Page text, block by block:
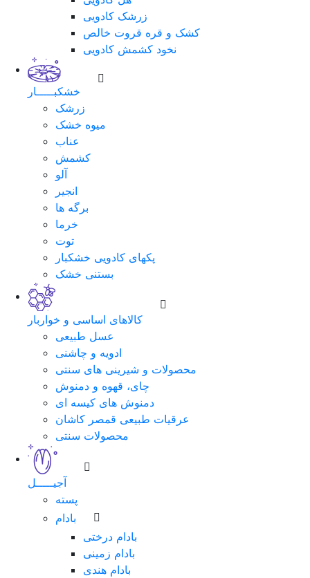
زرشک کادویی
کشک و قره قروت خالص
نخود کشمش کادویی
خشکبـــــار
زرشک
میوه خشک
عناب
کشمش
آلو
انجیر
برگه ها
خرما
توت
پکهای کادویی خشکبار
بستنی خشک
کالاهای اساسی و خواربار
عسل طبیعی
ادویه و چاشنی
محصولات و شیرینی های سنتی
چای، قهوه و دمنوش
دمنوش های کیسه ای
عرقیات طبیعی قمصر کاشان
محصولات سنتی
آجیـــــل
پسته
بادام
بادام درختی
بادام زمینی
بادام هندی